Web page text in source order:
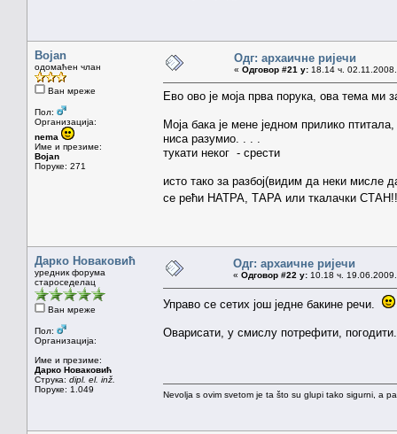
Bojan
одомаћен члан
Ван мреже
Пол:
Организација:
nema
Име и презиме:
Bojan
Поруке: 271
Одг: архаичне ријечи
« Одговор #21 у: 18.14 ч.
Ево ово је моја прва порука, ова тема ми
Моја бака је мене једном прилико
ниса разумио. . . .
тукати неког - срести
исто тако за разбој(видим да неки мисле
се рећи НАТРА, ТАРА или ткалачки
Дарко Новаковић
уредник форума
староседелац
Ван мреже
Пол:
Организација:
Име и презиме:
Дарко Новаковић
Струка: dipl. el. inž.
Поруке: 1.049
Одг: архаичне ријечи
« Одговор #22 у: 10.18 ч.
Управо се сетих још једне бакине речи.
Оварисати, у смислу потрефити, погодити.
Nevolja s ovim svetom je ta što su glupi tako sigurni, a